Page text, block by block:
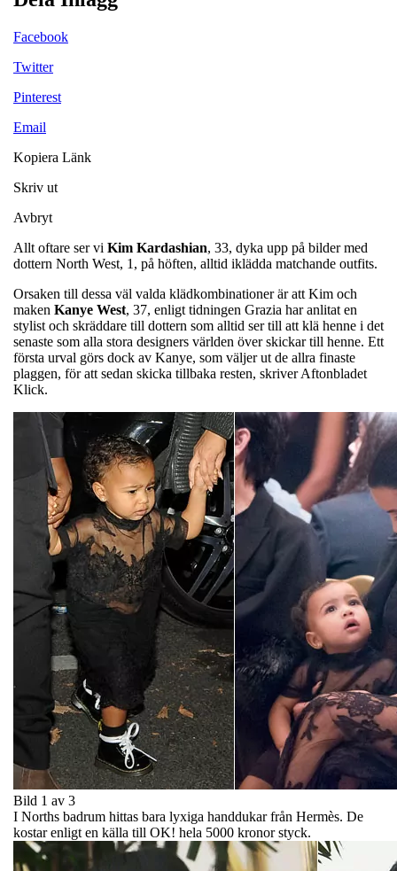
Facebook
Twitter
Pinterest
Email
Kopiera Länk
Skriv ut
Avbryt
Allt oftare ser vi Kim Kardashian, 33, dyka upp på bilder med
dottern North West, 1, på höften, alltid iklädda matchande outfits.
Orsaken till dessa väl valda klädkombinationer är att Kim och
maken Kanye West, 37, enligt tidningen Grazia har anlitat en
stylist och skräddare till dottern som alltid ser till att klä henne i det
senaste som alla stora designers världen över skickar till henne. Ett
första urval görs dock av Kanye, som väljer ut de allra finaste
plaggen, för att sedan skicka tillbaka resten, skriver Aftonbladet
Klick.
Bild 1 av 3
I Norths badrum hittas bara lyxiga handdukar från Hermès. De
kostar enligt en källa till OK! hela 5000 kronor styck.